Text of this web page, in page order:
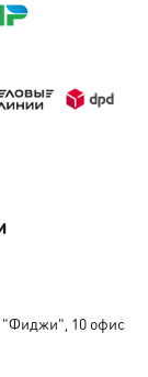
"Фиджи", 10 офис